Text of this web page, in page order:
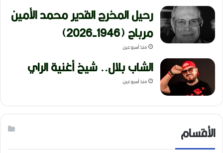
رحيل المخرج القدير محمد الأمين
مرباح (1946-2026)
منذ أسبوعين
الشاب بلال.. شيخ أغنية الراي
منذ أسبوعين
الأقسام